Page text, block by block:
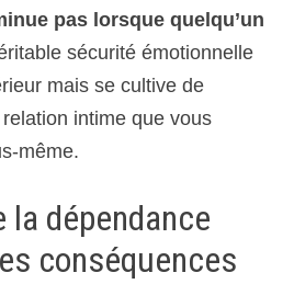
pas lorsque quelqu’un
sécurité émotionnelle
mais se cultive de
relation intime que vous
même.
la dépendance
conséquences